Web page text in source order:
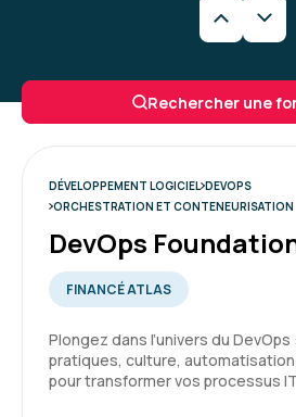
Très bonne pédagogique et
pour répondre à nos
GitLab CI, Terraform et Ansible
Irénée D.
Je trouve ça super de
avant la formation pour aider
Rechercher une
DÉVELOPPEMENT LOGICIEL DEVOPS
ORCHESTRATION ET CONTENEURISATION
DevOps
FINANCÉ ATLAS
Plongez dans l’univers du DevOps
pratiques, culture,
pour transformer vos processus